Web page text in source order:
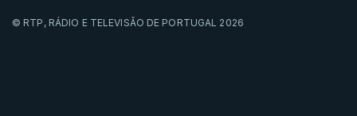
© RTP, RÁDIO E TELEVISÃO DE PORTUGAL 2026